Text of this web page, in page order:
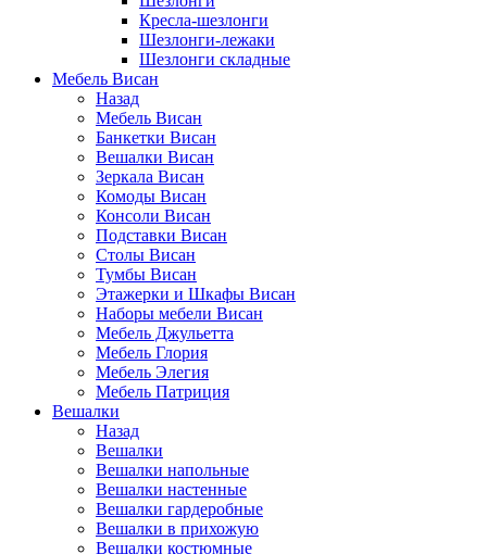
Кресла-шезлонги
Шезлонги-лежаки
Шезлонги складные
Мебель Висан
Назад
Мебель Висан
Банкетки Висан
Вешалки Висан
Зеркала Висан
Комоды Висан
Консоли Висан
Подставки Висан
Столы Висан
Тумбы Висан
Этажерки и Шкафы Висан
Наборы мебели Висан
Мебель Джульетта
Мебель Глория
Мебель Элегия
Мебель Патриция
Вешалки
Назад
Вешалки
Вешалки напольные
Вешалки настенные
Вешалки гардеробные
Вешалки в прихожую
Вешалки костюмные